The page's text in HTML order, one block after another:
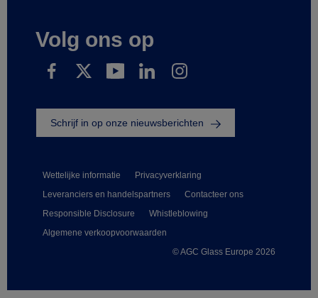
Volg ons op
© AGC Glass Europe 2026
Wettelijke informatie
Privacyverklaring
Leveranciers en handelspartners
Contacteer ons
Responsible Disclosure
Whistleblowing
Algemene verkoopvoorwaarden
Schrijf in op onze nieuwsberichten